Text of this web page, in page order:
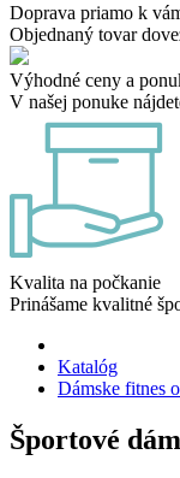
Doprava priamo k
Objednaný tovar
Výhodné ceny a
V našej ponuke
Kvalita na počkanie
Prinášame kvalitné
Katalóg
Dámske fitnes
Športové